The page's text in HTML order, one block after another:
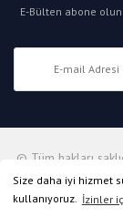
Size daha iyi hizmet
kullanıyoruz. İzinler
E-Bülten abone
© Tüm hakları